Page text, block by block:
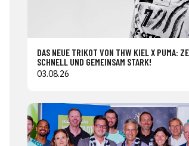
DAS NEUE TRIKOT VON THW KIEL X PUMA:
SCHNELL UND GEMEINSAM STARK!
03.08.26